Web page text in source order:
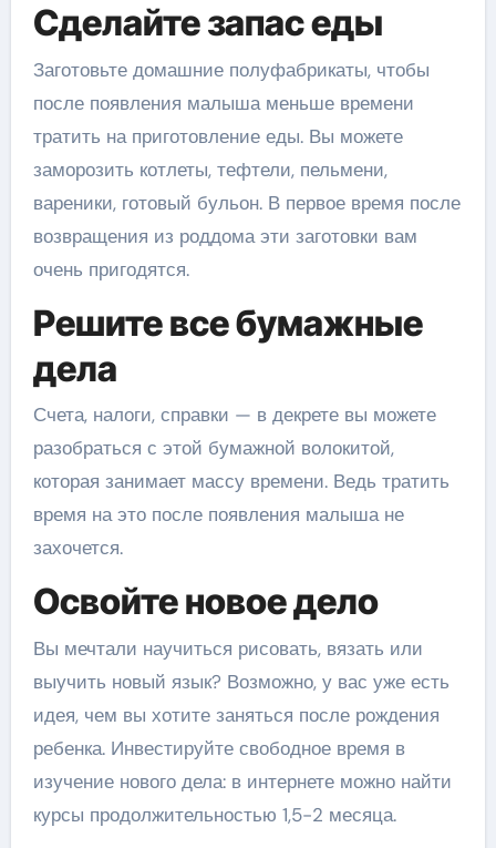
Сделайте запас еды
Заготовьте домашние полуфабрикаты, чтобы
после появления малыша меньше времени
тратить на приготовление еды. Вы можете
заморозить котлеты, тефтели, пельмени,
вареники, готовый бульон. В первое время после
возвращения из роддома эти заготовки вам
очень пригодятся.
Решите все бумажные
дела
Счета, налоги, справки — в декрете вы можете
разобраться с этой бумажной волокитой,
которая занимает массу времени. Ведь тратить
время на это после появления малыша не
захочется.
Освойте новое дело
Вы мечтали научиться рисовать, вязать или
выучить новый язык? Возможно, у вас уже есть
идея, чем вы хотите заняться после рождения
ребенка. Инвестируйте свободное время в
изучение нового дела: в интернете можно найти
курсы продолжительностью 1,5-2 месяца.